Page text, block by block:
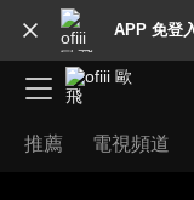
APP 免登
推薦 電視頻道